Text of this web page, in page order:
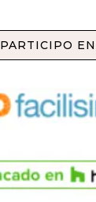
PARTICIPO EN